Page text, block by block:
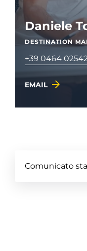
Daniele
DESTINATION
+39 0464
EMAIL
Comunicato